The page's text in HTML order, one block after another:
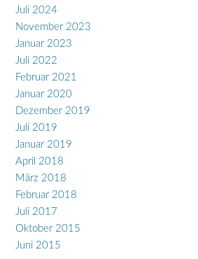
Juli 2024
November 2023
Januar 2023
Juli 2022
Februar 2021
Januar 2020
Dezember 2019
Juli 2019
Januar 2019
April 2018
März 2018
Februar 2018
Juli 2017
Oktober 2015
Juni 2015